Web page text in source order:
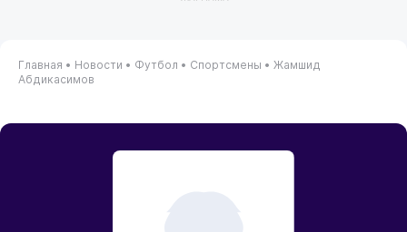
Главная • Новости • Футбол • Спортсмены • Жамшид
Абдикасимов